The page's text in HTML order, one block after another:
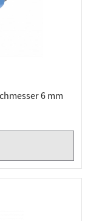
6 mm